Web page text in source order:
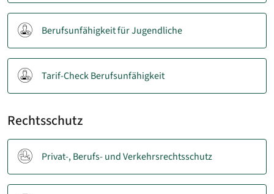
Berufsunfähigkeit für Jugendliche
Tarif-Check Berufsunfähigkeit
Rechtsschutz
Privat-, Berufs- und Verkehrsrechtsschutz